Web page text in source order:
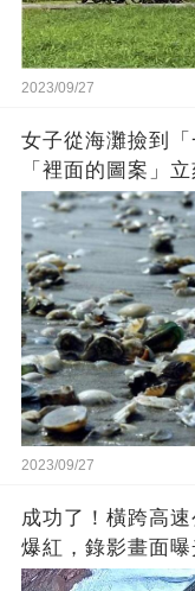
2023/09/27
女子從海灘撿到
「裡面的圖案」
2023/09/27
成功了！橫跨高
爆紅，錄影畫面
歡呼